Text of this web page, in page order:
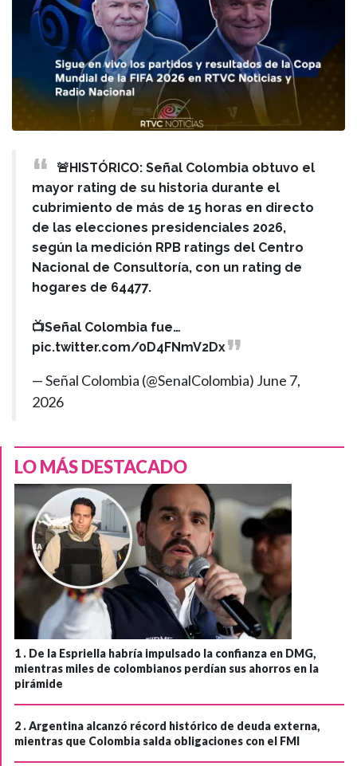
🚨HISTÓRICO: Señal Colombia obtuvo el
mayor rating de su historia durante el
cubrimiento de más de 15 horas en directo
de las elecciones presidenciales 2026,
según la medición RPB ratings del Centro
Nacional de Consultoría, con un rating de
hogares de 64477.
📺Señal Colombia fue…
pic.twitter.com/0D4FNmV2Dx
— Señal Colombia (@SenalColombia) June 7,
2026
LO MÁS DESTACADO
1 . De la Espriella habría impulsado la confianza en DMG,
mientras miles de colombianos perdían sus ahorros en la
pirámide
2 .Argentina alcanzó récord histórico de deuda externa,
mientras que Colombia salda obligaciones con el FMI